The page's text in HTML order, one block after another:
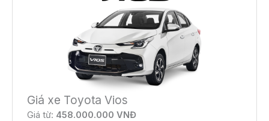
Giá xe Toyota Vios
Giá từ: 458.000.000 VNĐ